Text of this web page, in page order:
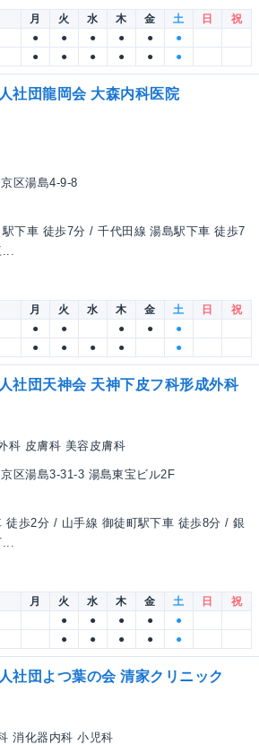
月 火 水 木 金 土 日
祝
● ● ● ● ●
●
● ● ● ● ● ●
社団龍岡会 大森内科医院
区湯島4-9-8
下車 徒歩7分 / 千代田線 湯島駅下車 徒歩7
...
月 火 水 木 金 土 日
祝
● ● ● ●
●
● ● ● ● ●
社団天神会 天神下皮フ科形成外科
科 皮膚科 美容皮膚科
区湯島3-31-3 湯島東宝ビル2F
徒歩2分 / 山手線 御徒町駅下車 徒歩8分 / 銀
...
月 火 水 木 金 土 日
祝
● ● ● ●
●
● ● ● ● ●
社団よつ葉の会 清家クリニック
消化器内科 小児科